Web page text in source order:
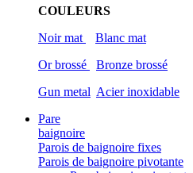
COULEURS
Noir mat
Blanc mat
Or brossé
Bronze brossé
Gun metal Acier inoxidable
Pare
baignoire
Parois de baignoire fixes
Parois de baignoire pivotante